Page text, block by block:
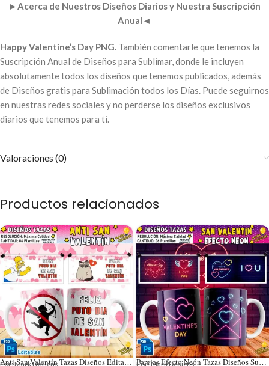
►Acerca de Nuestros Diseños Diarios y Nuestra Suscripción
Anual ◄
Happy Valentine’s Day PNG. También comentarle que tenemos la
Suscripción Anual de Diseños para Sublimar, donde le incluyen
absolutamente todos los diseños que tenemos publicados, además
de Diseños gratis para Sublimación todos los Días. Puede seguirnos
en nuestras redes sociales y no perderse los diseños exclusivos
diarios que tenemos para ti.
Valoraciones (0)
Productos relacionados
Anti San Valentín Tazas Diseños Editables
Por: Mark Designs Parejas Efecto Neón Tazas Diseños Sublimación
Por: Mark Designs